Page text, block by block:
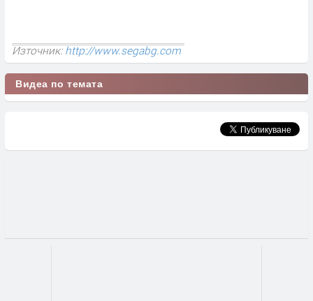
Източник:http://www.segabg.com
Видеа по темата